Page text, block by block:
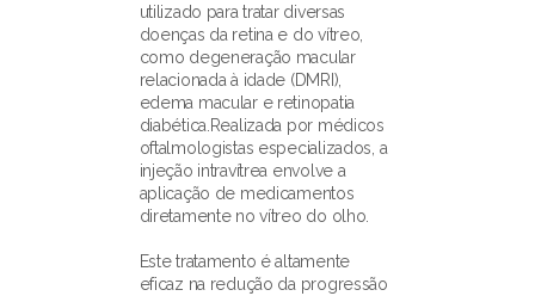
utilizado para tratar diversas
doenças da retina e do vítreo,
como degeneração macular
relacionada à idade (DMRI),
edema macular e retinopatia
diabética.Realizada por médicos
oftalmologistas especializados, a
injeção intravítrea envolve a
aplicação de medicamentos
diretamente no vítreo do olho.
Este tratamento é altamente
eficaz na redução da progressão